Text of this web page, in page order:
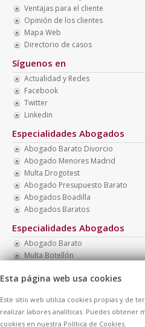
Ventajas para el cliente
Opinión de los clientes
Mapa Web
Directorio de casos
Síguenos en
Actualidad y Redes
Facebook
Twitter
Linkedin
Especialidades Abogados
Abogado Barato Divorcio
Abogado Menores Madrid
Multa Drogotest
Abogado Presupuesto Barato
Abogados Boadilla
Abogados Baratos
Especialidades Abogados
Abogado Barato
Multa Botellón
Abogado Barato Madrid
Abogados Familia
Esta página web usa cookies
Este sitio web utiliza cookies propias y de
realizar labores analíticas. Puedes obtener
cookies en nuestra Política de Cookies.